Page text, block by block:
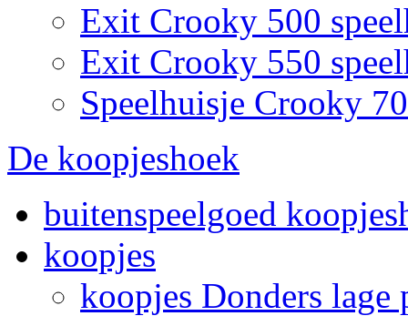
Exit Crooky 500
Exit Crooky 550
Speelhuisje Crooky
De koopjeshoek
buitenspeelgoed
koopjes
koopjes Donders lage